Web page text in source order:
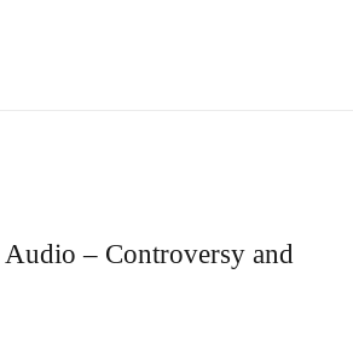
– Controversy and